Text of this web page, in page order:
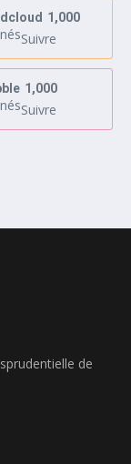
1,000
Suivre
1,000
Suivre
de